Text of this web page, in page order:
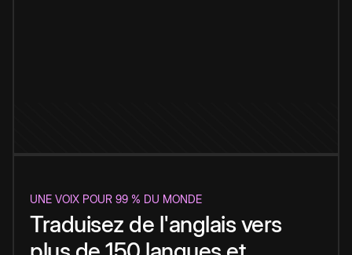
UNE VOIX POUR 99 % DU MONDE
Traduisez de l'anglais vers